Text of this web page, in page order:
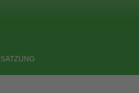
SATZUNG